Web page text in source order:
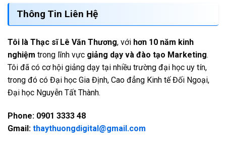
Thông Tin Liên Hệ
Tôi là Thạc sĩ Lê Văn Thương, với hơn 10 năm kinh
nghiệm trong lĩnh vực giảng dạy và đào tạo Marketing.
Tôi đã có cơ hội giảng dạy tại nhiều trường đại học uy tín,
trong đó có Đại học Gia Định, Cao đẳng Kinh tế Đối Ngoại,
Đại học Nguyễn Tất Thành.
Phone: 0901 3333 48
Gmail: thaythuongdigital@gmail.com